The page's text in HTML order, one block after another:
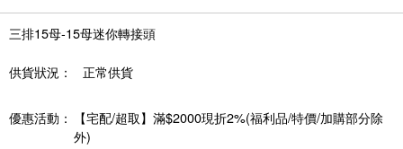
三排15母-15母迷你轉接頭
供貨狀況： 正常供貨
優惠活動：
【宅配/超取】滿$2000現折2%(福利品/特價/加購部分除
外)